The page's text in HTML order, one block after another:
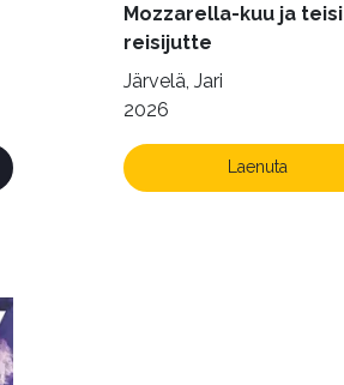
Mozzarella-kuu ja teisi
reisijutte
Järvelä, Jari
2026
Laenuta